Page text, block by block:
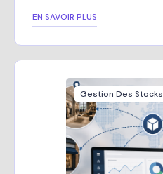
EN SAVOIR PLUS
Gestion Des Stocks